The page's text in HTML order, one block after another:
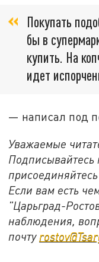
Покупать
бы в
купить. На
идет
— написал под
Уважаемые
Если вам есть
"Царьград-
наблюдения,
почту